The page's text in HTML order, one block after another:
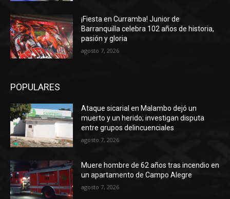
¡Fiesta en Curramba! Junior de
Barranquilla celebra 102 años de historia,
pasión y gloria
agosto 7, 2026
POPULARES
Ataque sicarial en Malambo dejó un
muerto y un herido; investigan disputa
entre grupos delincuenciales
agosto 7, 2026
Muere hombre de 62 años tras incendio en
un apartamento de Campo Alegre
agosto 7, 2026